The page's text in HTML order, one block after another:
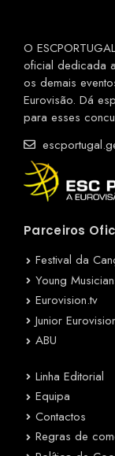
O
oficial dedicada
os demais
Eurovisão. Dá
para esses
Parceiros
Festival da
Young
Eurovision.tv
Junior
ABU
Linha Editorial
Equipa
Contactos
Regras de